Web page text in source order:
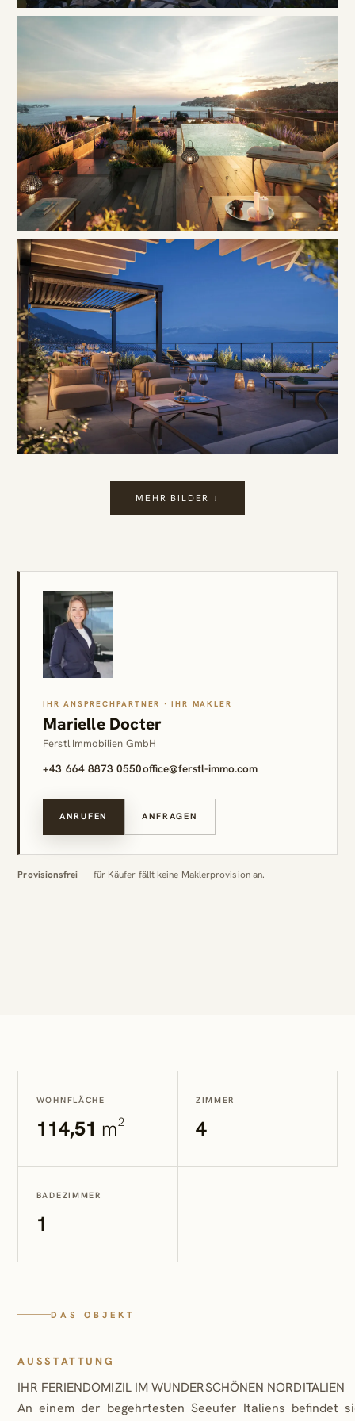
MEHR BILDER ↓
IHR ANSPRECHPARTNER · IHR MAKLER
Marielle Docter
Ferstl Immobilien GmbH
+43 664 8873 0550office@ferstl-immo.com
ANRUFEN ANFRAGEN
Provisionsfrei — für Käufer fällt keine Maklerprovision an.
WOHNFLÄCHE
114,51 m²
ZIMMER
4
BADEZIMMER
1
DAS OBJEKT
AUSSTATTUNG
IHR FERIENDOMIZIL IM WUNDERSCHÖNEN NORDITALIEN
An einem der begehrtesten Seeufer Italiens befindet